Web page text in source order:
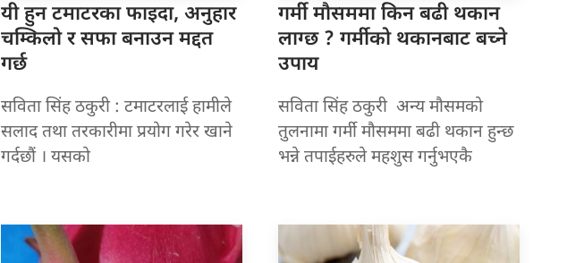
यी हुनटमाटरका फाइदा, अनुहार
चम्किलो र सफा बनाउन मद्दत
गर्छ
सविता सिंह ठकुरी : टमाटरलाई हामीले
सलाद तथा तरकारीमा प्रयोग गरेर खाने
गर्दछौं । यसको
गर्मी मौसममाकिन बढी थकान
लाग्छ ? गर्मीको थकानबाट बच्ने
उपाय
सविता सिंह ठकुरी अन्य मौसमको
तुलनामा गर्मी मौसममा बढी थकान हुन्छ
भन्ने तपाईहरुले महशुस गर्नुभएकै